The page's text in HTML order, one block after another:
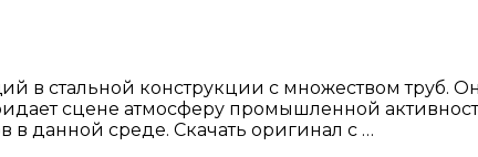
в стальной конструкции с множеством труб.
сцене атмосферу промышленной
в данной среде. Скачать оригинал с …